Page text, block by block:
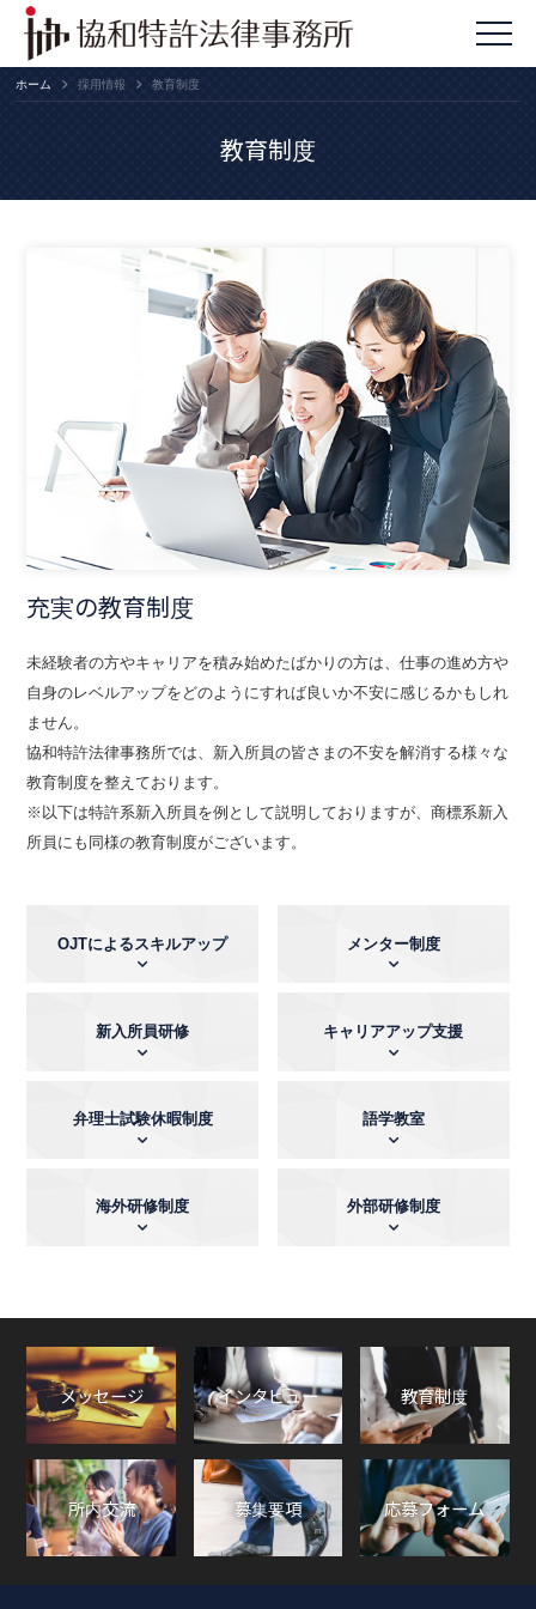
ホーム 採用情報 教育制度
教育制度
充実の教育制度
未経験者の方やキャリアを積み始めたばかりの方は、仕事の進め方や
自身のレベルアップをどのようにすれば良いか不安に感じるかもしれ
ません。
協和特許法律事務所では、新入所員の皆さまの不安を解消する様々な
教育制度を整えております。
※以下は特許系新入所員を例として説明しておりますが、商標系新入
所員にも同様の教育制度がございます。
OJTによるスキルアップ メンター制度
新入所員研修 キャリアアップ支援
弁理士試験休暇制度 語学教室
海外研修制度 外部研修制度
メッセージ インタビュー 教育制度
所内交流 募集要項 応募フォーム